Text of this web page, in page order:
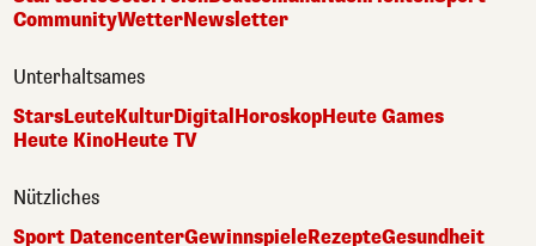
CommunityWetterNewsletter
Unterhaltsames
StarsLeuteKulturDigitalHoroskopHeute Games
Heute KinoHeute TV
Nützliches
Sport DatencenterGewinnspieleRezepteGesundheit